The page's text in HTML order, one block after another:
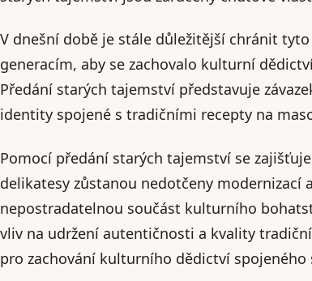
V dnešní době je stále důležitější chránit
generacím, aby se zachovalo kulturní
Předání starých tajemství představuje
identity spojené s tradičními recepty na
Pomocí předání starých tajemství se
delikatesy zůstanou nedotčeny modernizací
nepostradatelnou součást kulturního
vliv na udržení autentičnosti a kvality
pro zachování kulturního dědictví